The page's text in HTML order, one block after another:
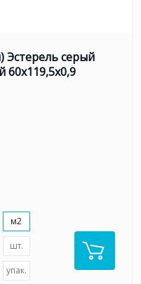
Эстерель серый
м2
шт.
упак.